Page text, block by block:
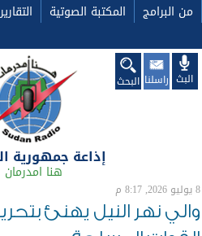
من البرامج المكتبة الصوتية
البث راسلنا البحث
إذاعة جمهورية
هنا امدرمان
8 يوليو 2026, 8:17 م
والي نهر النيل يهنئ